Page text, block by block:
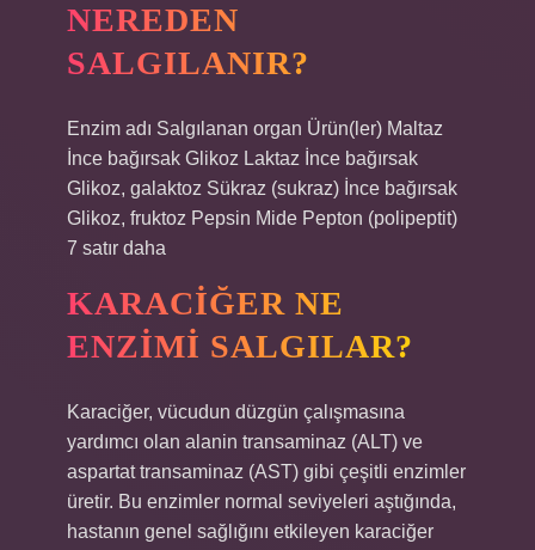
NEREDEN
SALGILANIR?
Enzim adı Salgılanan organ Ürün(ler) Maltaz
İnce bağırsak Glikoz Laktaz İnce bağırsak
Glikoz, galaktoz Sükraz (sukraz) İnce bağırsak
Glikoz, fruktoz Pepsin Mide Pepton (polipeptit)
7 satır daha
KARACIĞER NE
ENZIMI SALGILAR?
Karaciğer, vücudun düzgün çalışmasına
yardımcı olan alanin transaminaz (ALT) ve
aspartat transaminaz (AST) gibi çeşitli enzimler
üretir. Bu enzimler normal seviyeleri aştığında,
hastanın genel sağlığını etkileyen karaciğer